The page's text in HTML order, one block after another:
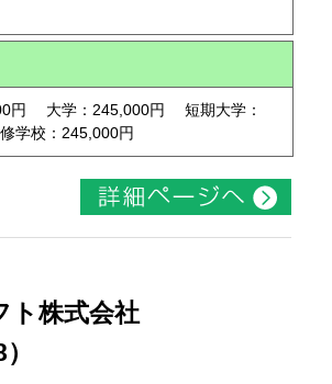
円 大学：245,000円 短期大学：
学校：245,000円
ト株式会社